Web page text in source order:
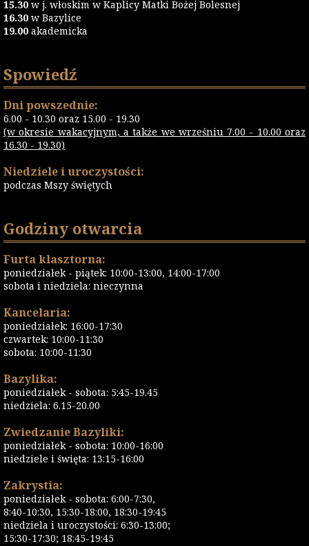
15.30 w j. włoskim w Kaplicy Matki Bożej Bolesnej
16.30 w Bazylice
19.00 akademicka
Spowiedź
Dni powszednie:
6.00 - 10.30 oraz 15.00 - 19.30
(w okresie wakacyjnym, a także we wrześniu 7.00 - 10.00 oraz
16.30 - 19.30)
Niedziele i uroczystości:
podczas Mszy świętych
Godziny otwarcia
Furta klasztorna:
poniedziałek - piątek: 10:00-13:00, 14:00-17:00
sobota i niedziela: nieczynna
Kancelaria:
poniedziałek: 16:00-17:30
czwartek: 10:00-11:30
sobota: 10:00-11:30
Bazylika:
poniedziałek - sobota: 5:45-19.45
niedziela: 6.15-20.00
Zwiedzanie Bazyliki:
poniedziałek - sobota: 10:00-16:00
niedziele i święta: 13:15-16:00
Zakrystia:
poniedziałek - sobota: 6:00-7:30,
8:40-10:30, 15:30-18:00, 18:30-19:45
niedziela i uroczystości: 6:30-13:00;
15:30-17:30; 18:45-19:45